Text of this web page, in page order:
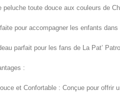
peluche toute douce aux couleurs de
pour accompagner les enfants
parfait pour les fans de La Pat’
:
et Confortable : Conçue pour offrir